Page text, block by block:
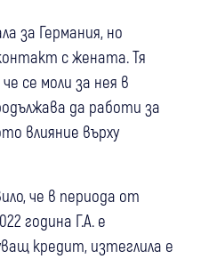
за Германия, но
с жената. Тя
се моли за нея в
да работи за
влияние върху
че в периода от
година Г.А. е
кредит, изтеглила е